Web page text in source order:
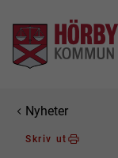
Gå till innehåll
Gå till huvudmeny
Du är här:
Nyheter
Skriv ut